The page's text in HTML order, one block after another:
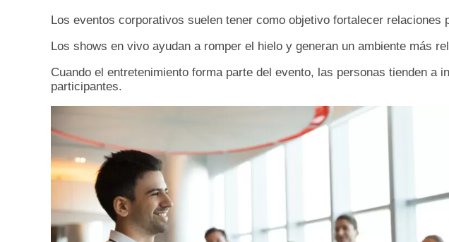
Los eventos corporativos suelen tener como objetivo fortalecer
Los shows en vivo ayudan a romper el hielo y generan un ambiente más
Cuando el entretenimiento forma parte del evento, las personas tienden
participantes.